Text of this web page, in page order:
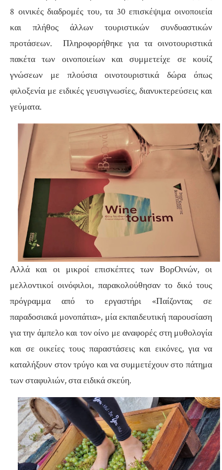
8 οινικές διαδρομές του, τα 30 επισκέψιμα οινοποιεία
και πλήθος άλλων τουριστικών συνδυαστικών
προτάσεων. Πληροφορήθηκε για τα οινοτουριστικά
πακέτα των οινοποιείων και συμμετείχε σε κουίζ
γνώσεων με πλούσια οινοτουριστικά δώρα όπως
φιλοξενία με ειδικές γευσιγνωσίες, διανυκτερεύσεις και
γεύματα.
Αλλά και οι μικροί επισκέπτες των ΒορΟινών, οι
μελλοντικοί οινόφιλοι, παρακολούθησαν το δικό τους
πρόγραμμα από το εργαστήρι «Παίζοντας σε
παραδοσιακά μονοπάτια», μία εκπαιδευτική παρουσίαση
για την άμπελο και τον οίνο με αναφορές στη μυθολογία
και σε οικείες τους παραστάσεις και εικόνες, για να
καταλήξουν στον τρύγο και να συμμετέχουν στο πάτημα
των σταφυλιών, στα ειδικά σκεύη.